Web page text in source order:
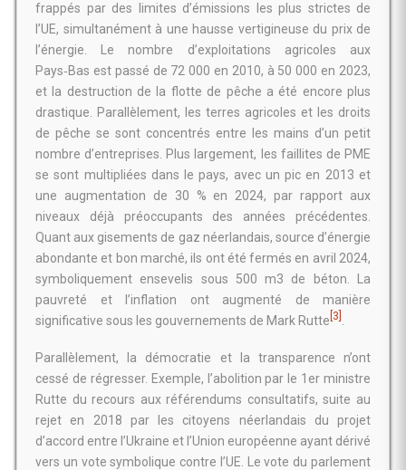
frappés par des limites d’émissions les plus strictes de
l’UE, simultanément à une hausse vertigineuse du prix de
l’énergie. Le nombre d’exploitations agricoles aux
Pays‑Bas est passé de 72 000 en 2010, à 50 000 en 2023,
et la destruction de la flotte de pêche a été encore plus
drastique. Parallèlement, les terres agricoles et les droits
de pêche se sont concentrés entre les mains d’un petit
nombre d’entreprises. Plus largement, les faillites de PME
se sont multipliées dans le pays, avec un pic en 2013 et
une augmentation de 30 % en 2024, par rapport aux
niveaux déjà préoccupants des années précédentes.
Quant aux gisements de gaz néerlandais, source d’énergie
abondante et bon marché, ils ont été fermés en avril 2024,
symboliquement ensevelis sous 500 m3 de béton. La
pauvreté et l’inflation ont augmenté de manière
significative sous les gouvernements de Mark Rutte [3]
Parallèlement, la démocratie et la transparence n’ont
cessé de régresser. Exemple, l’abolition par le 1er ministre
Rutte du recours aux référendums consultatifs, suite au
rejet en 2018 par les citoyens néerlandais du projet
d’accord entre l’Ukraine et l’Union européenne ayant dérivé
vers un vote symbolique contre l’UE. Le vote du parlement